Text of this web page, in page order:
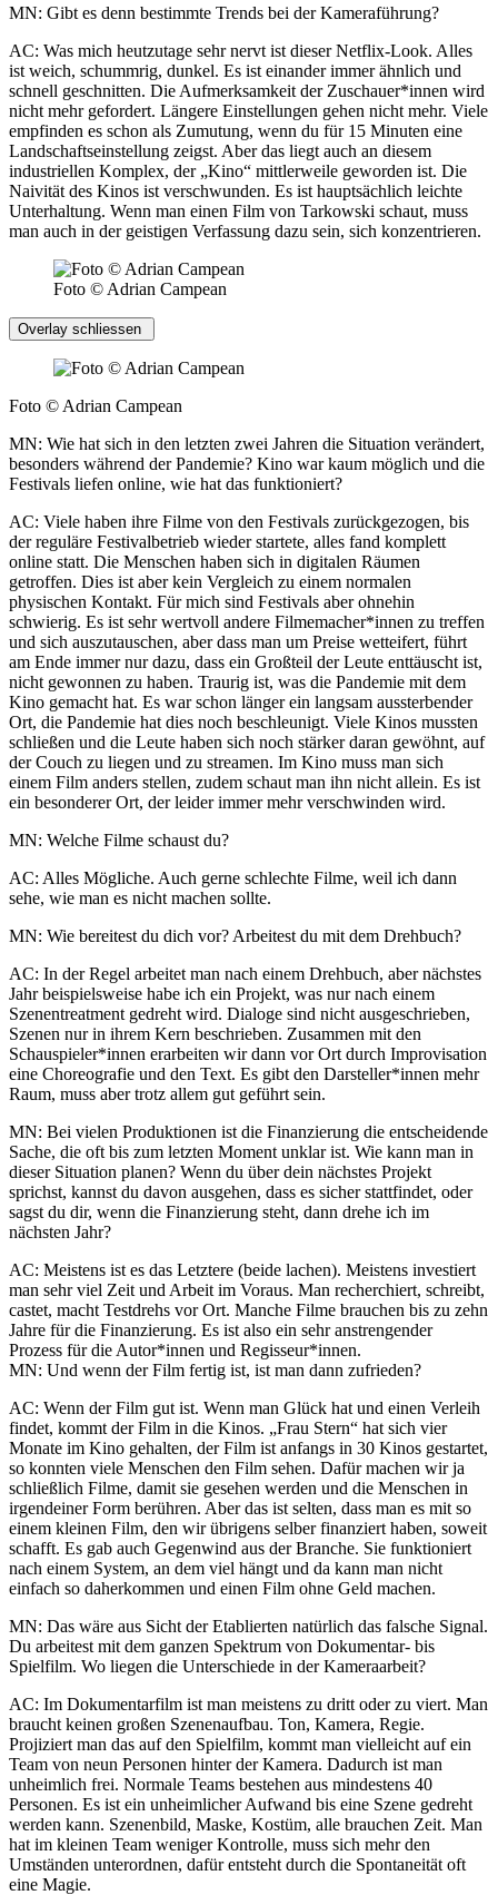
MN: Gibt es denn bestimmte Trends bei der Kameraführung?
AC: Was mich heutzutage sehr nervt ist dieser Netflix-Look. Alles
ist weich, schummrig, dunkel. Es ist einander immer ähnlich und
schnell geschnitten. Die Aufmerksamkeit der Zuschauer*innen wird
nicht mehr gefordert. Längere Einstellungen gehen nicht mehr. Viele
empfinden es schon als Zumutung, wenn du für 15 Minuten eine
Landschaftseinstellung zeigst. Aber das liegt auch an diesem
industriellen Komplex, der „Kino“ mittlerweile geworden ist. Die
Naivität des Kinos ist verschwunden. Es ist hauptsächlich leichte
Unterhaltung. Wenn man einen Film von Tarkowski schaut, muss
man auch in der geistigen Verfassung dazu sein, sich konzentrieren.
Foto © Adrian Campean
Overlay schliessen
Foto © Adrian Campean
MN: Wie hat sich in den letzten zwei Jahren die Situation verändert,
besonders während der Pandemie? Kino war kaum möglich und die
Festivals liefen online, wie hat das funktioniert?
AC: Viele haben ihre Filme von den Festivals zurückgezogen, bis
der reguläre Festivalbetrieb wieder startete, alles fand komplett
online statt. Die Menschen haben sich in digitalen Räumen
getroffen. Dies ist aber kein Vergleich zu einem normalen
physischen Kontakt. Für mich sind Festivals aber ohnehin
schwierig. Es ist sehr wertvoll andere Filmemacher*innen zu treffen
und sich auszutauschen, aber dass man um Preise wetteifert, führt
am Ende immer nur dazu, dass ein Großteil der Leute enttäuscht ist,
nicht gewonnen zu haben. Traurig ist, was die Pandemie mit dem
Kino gemacht hat. Es war schon länger ein langsam aussterbender
Ort, die Pandemie hat dies noch beschleunigt. Viele Kinos mussten
schließen und die Leute haben sich noch stärker daran gewöhnt, auf
der Couch zu liegen und zu streamen. Im Kino muss man sich
einem Film anders stellen, zudem schaut man ihn nicht allein. Es ist
ein besonderer Ort, der leider immer mehr verschwinden wird.
MN: Welche Filme schaust du?
AC: Alles Mögliche. Auch gerne schlechte Filme, weil ich dann
sehe, wie man es nicht machen sollte.
MN: Wie bereitest du dich vor? Arbeitest du mit dem Drehbuch?
AC: In der Regel arbeitet man nach einem Drehbuch, aber nächstes
Jahr beispielsweise habe ich ein Projekt, was nur nach einem
Szenentreatment gedreht wird. Dialoge sind nicht ausgeschrieben,
Szenen nur in ihrem Kern beschrieben. Zusammen mit den
Schauspieler*innen erarbeiten wir dann vor Ort durch Improvisation
eine Choreografie und den Text. Es gibt den Darsteller*innen mehr
Raum, muss aber trotz allem gut geführt sein.
MN: Bei vielen Produktionen ist die Finanzierung die entscheidende
Sache, die oft bis zum letzten Moment unklar ist. Wie kann man in
dieser Situation planen? Wenn du über dein nächstes Projekt
sprichst, kannst du davon ausgehen, dass es sicher stattfindet, oder
sagst du dir, wenn die Finanzierung steht, dann drehe ich im
nächsten Jahr?
AC: Meistens ist es das Letztere (beide lachen). Meistens investiert
man sehr viel Zeit und Arbeit im Voraus. Man recherchiert, schreibt,
castet, macht Testdrehs vor Ort. Manche Filme brauchen bis zu zehn
Jahre für die Finanzierung. Es ist also ein sehr anstrengender
Prozess für die Autor*innen und Regisseur*innen.
MN: Und wenn der Film fertig ist, ist man dann zufrieden?
AC: Wenn der Film gut ist. Wenn man Glück hat und einen Verleih
findet, kommt der Film in die Kinos. „Frau Stern“ hat sich vier
Monate im Kino gehalten, der Film ist anfangs in 30 Kinos gestartet,
so konnten viele Menschen den Film sehen. Dafür machen wir ja
schließlich Filme, damit sie gesehen werden und die Menschen in
irgendeiner Form berühren. Aber das ist selten, dass man es mit so
einem kleinen Film, den wir übrigens selber finanziert haben, soweit
schafft. Es gab auch Gegenwind aus der Branche. Sie funktioniert
nach einem System, an dem viel hängt und da kann man nicht
einfach so daherkommen und einen Film ohne Geld machen.
MN: Das wäre aus Sicht der Etablierten natürlich das falsche Signal.
Du arbeitest mit dem ganzen Spektrum von Dokumentar- bis
Spielfilm. Wo liegen die Unterschiede in der Kameraarbeit?
AC: Im Dokumentarfilm ist man meistens zu dritt oder zu viert. Man
braucht keinen großen Szenenaufbau. Ton, Kamera, Regie.
Projiziert man das auf den Spielfilm, kommt man vielleicht auf ein
Team von neun Personen hinter der Kamera. Dadurch ist man
unheimlich frei. Normale Teams bestehen aus mindestens 40
Personen. Es ist ein unheimlicher Aufwand bis eine Szene gedreht
werden kann. Szenenbild, Maske, Kostüm, alle brauchen Zeit. Man
hat im kleinen Team weniger Kontrolle, muss sich mehr den
Umständen unterordnen, dafür entsteht durch die Spontaneität oft
eine Magie.